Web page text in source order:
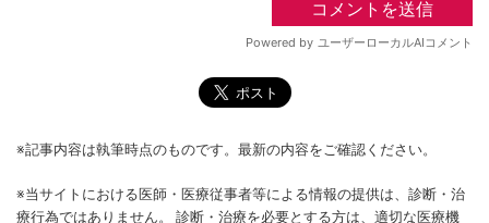
※記事内容は執筆時点のものです。最新の内容をご確認ください。
※当サイトにおける医師・医療従事者等による情報の提供は、診断・治
療行為ではありません。 診断・治療を必要とする方は、適切な医療機